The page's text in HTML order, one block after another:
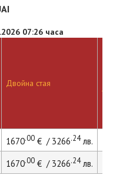
07:26 часа
Двойна стая
1670.00€ / 3266.24лв.
1670.00€ / 3266.24лв.